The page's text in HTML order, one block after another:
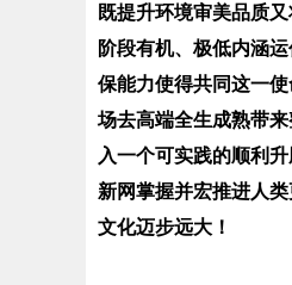
既提升环境审美品质
阶段有机、极低内涵
保能力使得共同这一
场去高端全生成熟带
入一个可实践的顺利
新网掌握并宏推进人
文化迈步远大！